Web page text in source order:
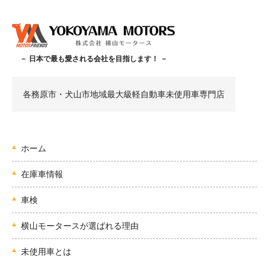
－ 日本で最も愛される会社を目指します！ －
各務原市・犬山市地域最大級軽自動車未使用車専門店
ホーム
在庫車情報
車検
横山モータースが選ばれる理由
未使用車とは